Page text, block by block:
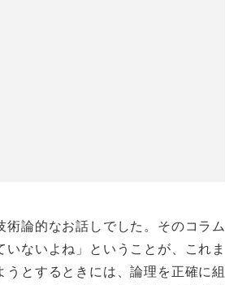
論的なお話しでした。そのコラム
ないよね」ということが、これま
とするときには、論理を正確に組